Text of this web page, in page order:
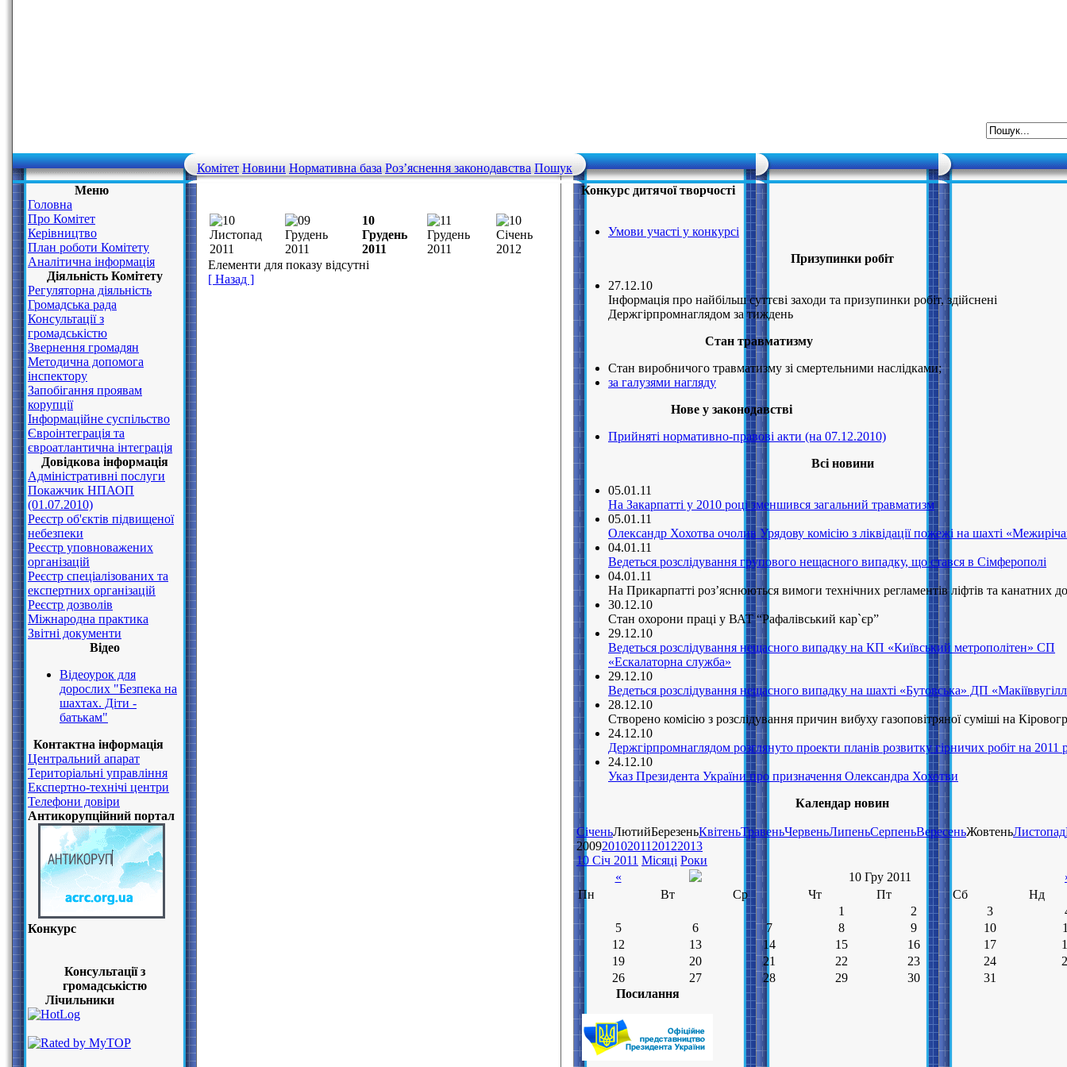
Комітет Новини Нормативна база Роз’яснення законодавства Пошук
Меню
Головна
Про Комітет
Керівництво
План роботи Комітету
Аналітична інформація
Діяльність Комітету
Регуляторна діяльність
Громадська рада
Консультації з
громадськістю
Звернення громадян
Методична допомога
інспектору
Запобігання проявам
корупції
Інформаційне суспільство
Євроінтеграція та
євроатлантична інтеграція
Довідкова інформація
Адміністративні послуги
Покажчик НПАОП
(01.07.2010)
Реєстр об'єктів підвищеної
небезпеки
Реєстр уповноважених
організацій
Реєстр спеціалізованих та
експертних організацій
Реєстр дозволів
Міжнародна практика
Звітні документи
Відео
Відеоурок для
дорослих "Безпека на
шахтах. Діти -
батькам"
Контактна інформація
Центральний апарат
Територіальні управління
Експертно-технічі центри
Телефони довіри
Антикорупційний портал
Конкурс
Консультації з
громадськістю
Лічильники
10
Грудень
2011
Елементи для показу відсутні
[ Назад ]
Конкурс дитячої творчості
Умови участі у конкурсі
Призупинки робiт
27.12.10
Інформація про найбільш суттєві заходи та призупинки робіт, здійснені
Держгірпромнаглядом за тиждень
Стан травматизму
Стан виробничого травматизму зі смертельними наслідками;
за галузями нагляду
Нове у законодавстві
Прийняті нормативно-правові акти (на 07.12.2010)
Всі новини
05.01.11
На Закарпатті у 2010 році зменшився загальний травматизм
05.01.11
Олександр Хохотва очолив Урядову комісію з ліквідації пожежі на шахті
04.01.11
Ведеться розслідування групового нещасного випадку, що стався в Сімферополі
04.01.11
На Прикарпатті роз’яснюються вимоги технічних регламентів ліфтів та канатних
30.12.10
Стан охорони праці у ВАТ “Рафалівський кар`єр”
29.12.10
Ведеться розслідування нещасного випадку на КП «Київський метрополітен» СП
«Ескалаторна служба»
29.12.10
Ведеться розслідування нещасного випадку на шахті «Бутовська» ДП
28.12.10
Створено комісію з розслідування причин вибуху газоповітряної суміші на
24.12.10
Держгірпромнаглядом розглянуто проекти планів розвитку гірничих робіт на 2011
24.12.10
Указ Президента України про призначення Олександра Хохотви
Календар новин
СіченьЛютийБерезеньКвітеньТравеньЧервеньЛипеньСерпеньВересеньЖовтеньЛистопад
200920102011 20122013
10 Січ 2011 Місяці Роки
«
10 Гру 2011
Пн
Вт Ср Чт Пт Сб
Нд
1
2 3
5
6 7 8 9 10
12
13 14 15 16 17
19
20 21 22 23 24
26
27 28 29 30
31
Посилання